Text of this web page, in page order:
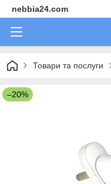
nebbia24.com
Товари та послуги
–20%